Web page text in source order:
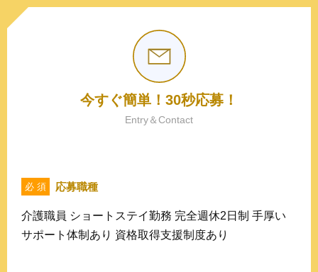
今すぐ簡単！30秒応募！
Entry＆Contact
必 須 応募職種
介護職員 ショートステイ勤務 完全週休2日制 手厚い
サポート体制あり 資格取得支援制度あり